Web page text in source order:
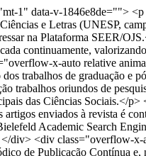
1" data-v-1846e8de="">
e Letras (UNESP,
na Plataforma SEER/
continuamente, valorizando
x-auto relative
trabalhos de graduação e
trabalhos oriundos de
das Ciências
enviados à revista é
Academic Search
div> <div class="overflow-
de Publicação Contínua